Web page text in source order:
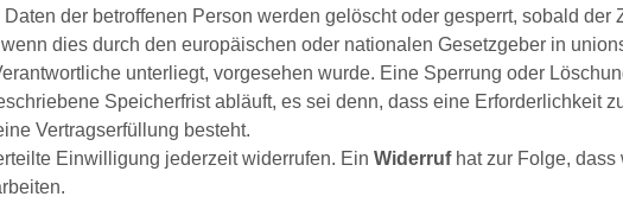
der betroffenen Person werden gelöscht oder gesperrt, sobald
dies durch den europäischen oder nationalen Gesetzgeber in
unterliegt, vorgesehen wurde. Eine Sperrung oder
Speicherfrist abläuft, es sei denn, dass eine Erforderlichkeit
Vertragserfüllung besteht.
Einwilligung jederzeit widerrufen. Ein Widerrufhat zur Folge, dass